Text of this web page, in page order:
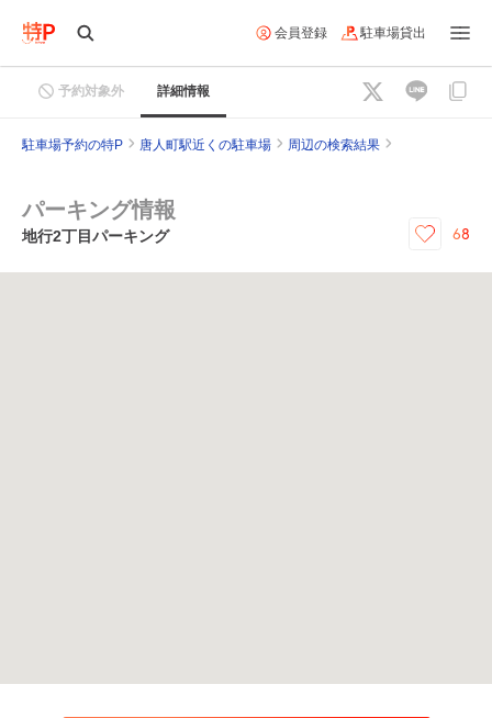
会員登録 駐車場貸出
予約対象外 詳細情報
駐車場予約の特P 唐人町駅近くの駐車場 周辺の検索結果
パーキング情報
地行2丁目パーキング 68